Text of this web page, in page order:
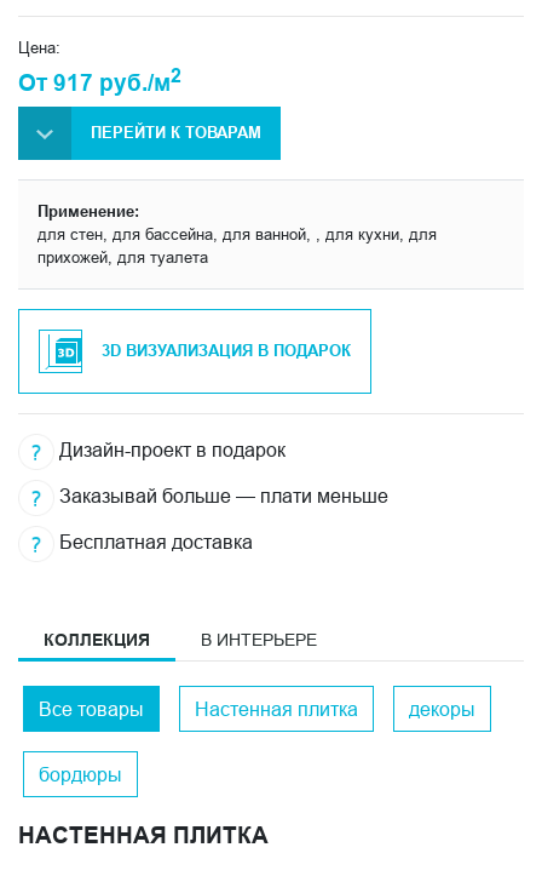
Цена:
От 917 руб./м2
ПЕРЕЙТИ К ТОВАРАМ
Применение:
для стен, для бассейна, для ванной, , для кухни, для
прихожей, для туалета
3D ВИЗУАЛИЗАЦИЯ В ПОДАРОК
Дизайн-проект в подарок
Заказывай больше — плати меньше
Бесплатная доставка
КОЛЛЕКЦИЯ В ИНТЕРЬЕРЕ
Все товары Настенная плитка декоры
бордюры
НАСТЕННАЯ ПЛИТКА